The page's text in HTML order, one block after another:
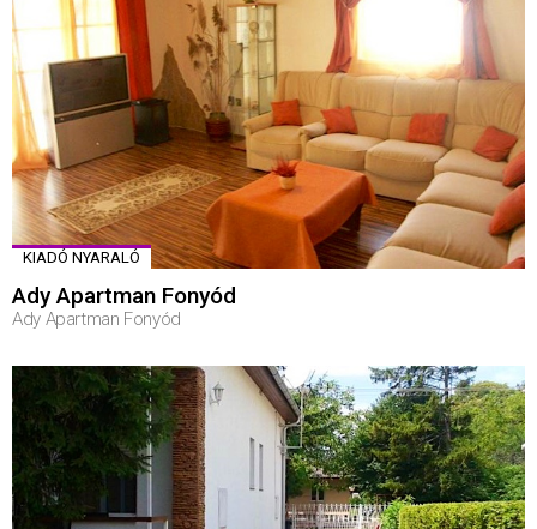
KIADÓ NYARALÓ
Ady Apartman Fonyód
Ady Apartman Fonyód